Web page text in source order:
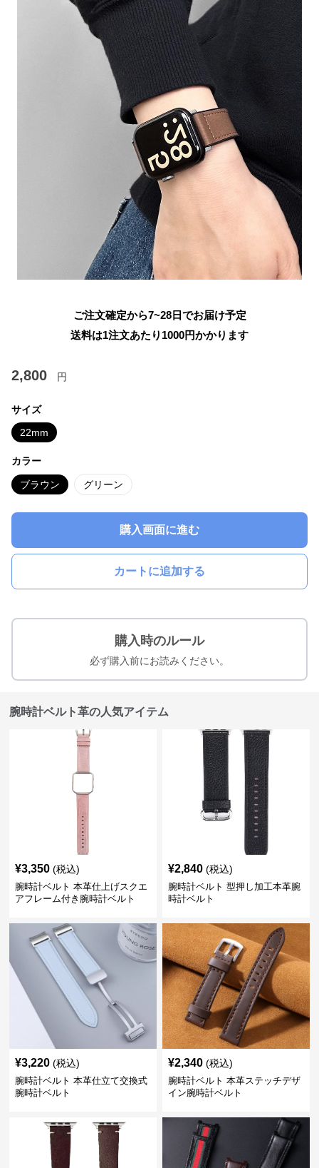
ご注文確定から7~28日でお届け予定
送料は1注文あたり 1000円かかります
2,800 円
サイズ
22mm
カラー
ブラウン グリーン
購入画面に進む
カートに追加する
購入時のルール
必ず購入前にお読みください。
腕時計ベルト革の人気アイテム
¥3,350 (税込)
腕時計ベルト 本革仕上げスクエ
アフレーム付き腕時計ベルト
¥2,840 (税込)
腕時計ベルト 型押し加工本革腕
時計ベルト
¥3,220 (税込)
腕時計ベルト 本革仕立て交換式
腕時計ベルト
¥2,340 (税込)
腕時計ベルト 本革ステッチデザ
イン腕時計ベルト